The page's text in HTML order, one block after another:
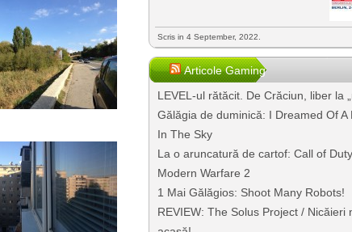
Scris in 4 September, 2022.
Articole Gaming
LEVEL-ul rătăcit. De Crăciun, liber la
Gălăgia de duminică: I Dreamed Of A
In The Sky
La o aruncatură de cartof: Call of Duty
Modern Warfare 2
1 Mai Gălăgios: Shoot Many Robots!
REVIEW: The Solus Project / Nicăieri